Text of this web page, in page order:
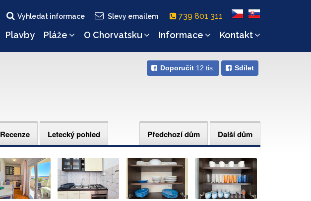
Vyhledat informace Slevy emailem 739 801 311
Plavby Pláže O Chorvatsku Informace Kontakt
Doporučit 12 tis. Sdílet
Předchozí dům Další dům
Recenze Letecký pohled